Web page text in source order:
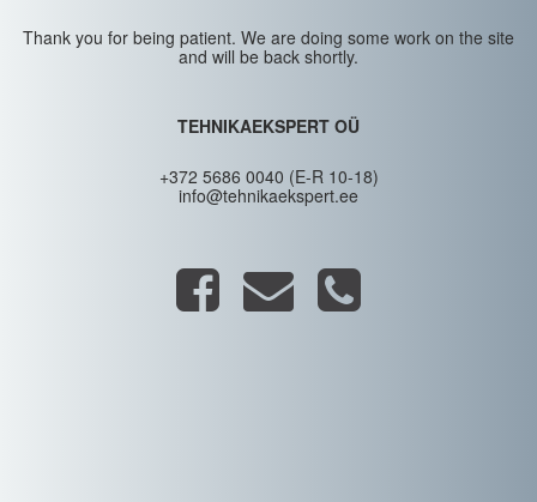
Thank you for being patient. We are doing some work on the site
and will be back shortly.
TEHNIKAEKSPERT OÜ
+372 5686 0040 (E-R 10-18)
info@tehnikaekspert.ee